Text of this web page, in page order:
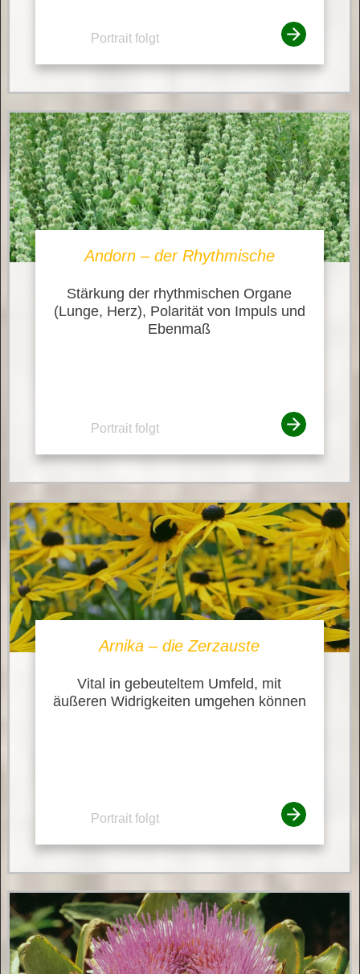
Portrait folgt
Andorn – der Rhythmische
Stärkung der rhythmischen Organe
(Lunge, Herz), Polarität von Impuls und
Ebenmaß
Portrait folgt
Arnika – die Zerzauste
Vital in gebeuteltem Umfeld, mit
äußeren Widrigkeiten umgehen können
Portrait folgt